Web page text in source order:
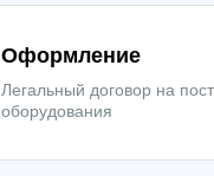
Легальный договор на
оборудования
Оформление